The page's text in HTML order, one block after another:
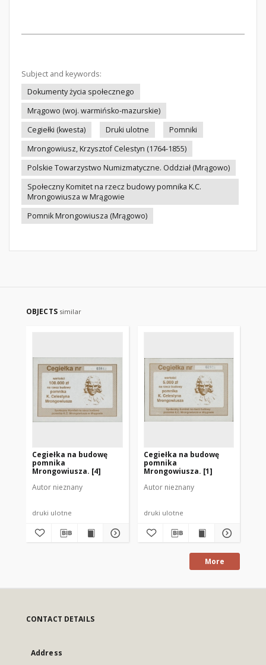
Subject and keywords:
Dokumenty życia społecznego
Mrągowo (woj. warmińsko-mazurskie)
Cegiełki (kwesta)
Druki ulotne
Pomniki
Mrongowiusz, Krzysztof Celestyn (1764-1855)
Polskie Towarzystwo Numizmatyczne. Oddział (Mrągowo)
Społeczny Komitet na rzecz budowy pomnika K.C.
Mrongowiusza w Mrągowie
Pomnik Mrongowiusza (Mrągowo)
OBJECTS similar
Cegiełka na budowę
pomnika
Mrongowiusza. [4]
Autor nieznany
druki ulotne
Cegiełka na budowę
pomnika
Mrongowiusza. [1]
Autor nieznany
druki ulotne
More
CONTACT DETAILS
Address